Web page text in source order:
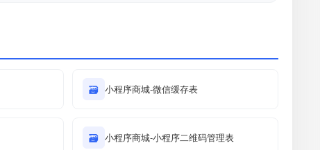
🗃 小程序商城-微信缓存表
🗃 小程序商城-小程序二维码管理表